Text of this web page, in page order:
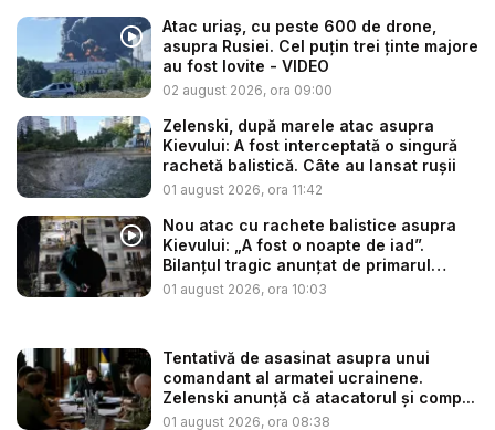
Atac uriaș, cu peste 600 de drone,
asupra Rusiei. Cel puțin trei ținte majore
au fost lovite - VIDEO
02 august 2026, ora 09:00
Zelenski, după marele atac asupra
Kievului: A fost interceptată o singură
rachetă balistică. Câte au lansat rușii
01 august 2026, ora 11:42
Nou atac cu rachete balistice asupra
Kievului: „A fost o noapte de iad”.
Bilanțul tragic anunțat de primarul
Klits...
01 august 2026, ora 10:03
Tentativă de asasinat asupra unui
comandant al armatei ucrainene.
Zelenski anunță că atacatorul și comp...
01 august 2026, ora 08:38